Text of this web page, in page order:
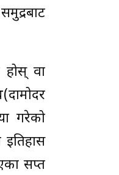
होस् वा
गरेको
सप्त